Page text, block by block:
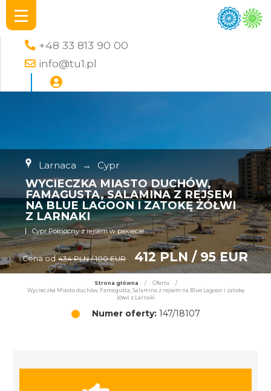
+48 33 813 90 00
info@tu1.pl
Larnaca → Cypr
WYCIECZKA MIASTO DUCHÓW,
FAMAGUSTA, SALAMINA Z REJSEM
NA BLUE LAGOON I ZATOKĘ ŻÓŁWI
Z LARNAKI
Cypr Północny z rejsem w pakiecie
Cena od 434 PLN / 100 EUR 412 PLN / 95 EUR
Strona główna / Oferta
/
Wycieczka Miasto duchów, Famagusta, Salamina z rejsem na Blue Lagoon i zatokę
żółwi z Larnaki
Numer oferty:147/18107